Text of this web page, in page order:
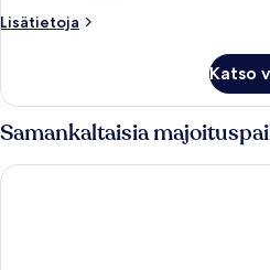
tupakointi
kuvat
Lisätietoja
Lisätietoja
deluxe-
1
parisänky,
Katso
Samankaltaisia
Aurasia Beach Hotel